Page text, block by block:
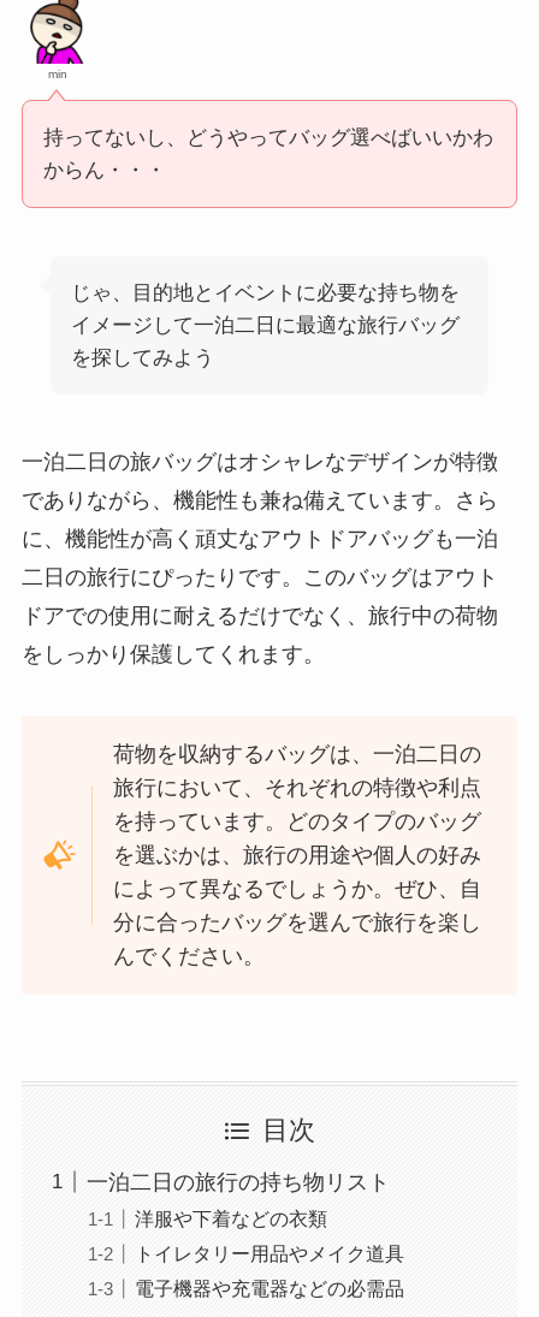
min
持ってないし、どうやってバッグ選べばいいかわ
からん・・・
じゃ、目的地とイベントに必要な持ち物を
イメージして一泊二日に最適な旅行バッグ
を探してみよう
一泊二日の旅バッグはオシャレなデザインが特徴
でありながら、機能性も兼ね備えています。さら
に、機能性が高く頑丈なアウトドアバッグも一泊
二日の旅行にぴったりです。このバッグはアウト
ドアでの使用に耐えるだけでなく、旅行中の荷物
をしっかり保護してくれます。
荷物を収納するバッグは、一泊二日の
旅行において、それぞれの特徴や利点
を持っています。どのタイプのバッグ
を選ぶかは、旅行の用途や個人の好み
によって異なるでしょうか。ぜひ、自
分に合ったバッグを選んで旅行を楽し
んでください。
目次
一泊二日の旅行の持ち物リスト
洋服や下着などの衣類
トイレタリー用品やメイク道具
電子機器や充電器などの必需品